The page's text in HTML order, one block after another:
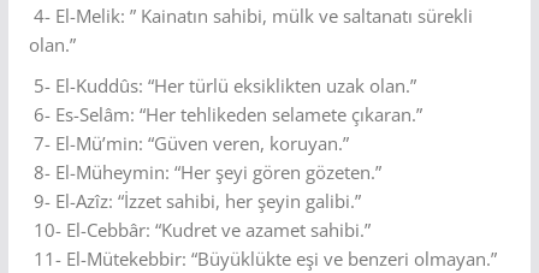
4- El-Melik: ” Kainatın sahibi, mülk ve saltanatı sürekli
olan.”
5- El-Kuddûs: “Her türlü eksiklikten uzak olan.”
6- Es-Selâm: “Her tehlikeden selamete çıkaran.”
7- El-Mü’min: “Güven veren, koruyan.”
8- El-Müheymin: “Her şeyi gören gözeten.”
9- El-Azîz: “İzzet sahibi, her şeyin galibi.”
10- El-Cebbâr: “Kudret ve azamet sahibi.”
11- El-Mütekebbir: “Büyüklükte eşi ve benzeri olmayan.”